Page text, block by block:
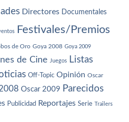
Directores Documentales
Festivales/Premios
de Oro Goya 2008 Goya 2009
de Cine Juegos Listas
Off-Topic Opinión Oscar
Oscar 2009 Parecidos
Publicidad Reportajes Serie Trailers